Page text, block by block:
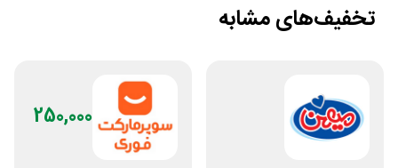
تخفیف‌های مشابه
250,000